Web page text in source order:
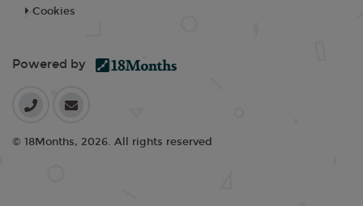
Cookies
Powered by
© 18Months, 2026. All rights reserved